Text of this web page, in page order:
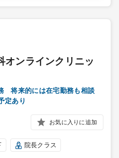
オンラインクリニッ
将来的には在宅勤務も相談
定あり
お気に入りに追加
院長クラス